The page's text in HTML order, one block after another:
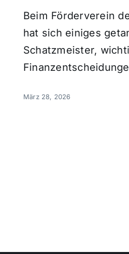
Beim Förderverein
hat sich einiges
Schatzmeister,
März 28, 2026